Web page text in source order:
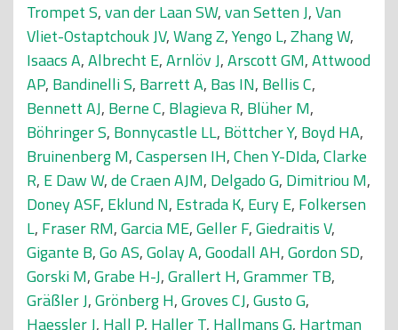
Trompet S,van der Laan SW,van Setten J,Van
Vliet-Ostaptchouk JV,Wang Z,Yengo L,Zhang W,
Isaacs A,Albrecht E,Arnlöv J,Arscott GM,Attwood
AP, Bandinelli S, Barrett A, Bas IN, Bellis C,
Bennett AJ, Berne C, Blagieva R, Blüher M,
Böhringer S, Bonnycastle LL, Böttcher Y, Boyd HA,
Bruinenberg M,Caspersen IH,Chen Y-DIda,Clarke
R, E Daw W,de Craen AJM, Delgado G, Dimitriou M,
Doney ASF, Eklund N, Estrada K, Eury E, Folkersen
L, Fraser RM,Garcia ME,Geller F,Giedraitis V,
Gigante B,Go AS,Golay A,Goodall AH,Gordon SD,
Gorski M,Grabe H-J,Grallert H,Grammer TB,
Gräßler J,Grönberg H,Groves CJ,Gusto G,
Haessler J, Hall P, Haller T, Hallmans G, Hartman